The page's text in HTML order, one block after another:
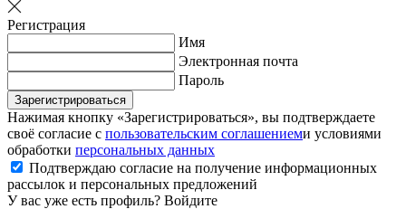
Регистрация
Имя
Электронная почта
Пароль
Зарегистрироваться
Нажимая кнопку «Зарегистрироваться», вы подтверждаете
своё согласие с пользовательским соглашениеми условиями
обработки персональных данных
Подтверждаю согласие на получение информационных
рассылок и персональных предложений
У вас уже есть профиль? Войдите